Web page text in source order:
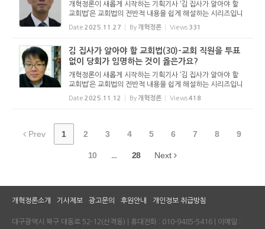
개혁정론이 새롭게 시작하는 기획기사 ‘김 집사가 알아야 할
교회법’은 교회법의 전반적 내용을 쉽게 해설하는 시리즈입니
다. 기독교보와 함께 진행하는 시리즈로서 여기에 싣는 것은
기독교보의 허락을 받았습니다. 글 내용은 기독교보에 실린
Date 2025.11.27 By 개혁정론 Views 331
김 집사가 알아야 할 교회법(30)-교회 직원을 투표
없이 당회가 임명하는 것이 옳은가요?
개혁정론이 새롭게 시작하는 기획기사 ‘김 집사가 알아야 할
교회법’은 교회법의 전반적 내용을 쉽게 해설하는 시리즈입니
다. 기독교보와 함께 진행하는 시리즈로서 여기에 싣는 것은
기독교보의 허락을 받았습니다. 글 내용은 기독교보에 실린
Date 2025.11.12 By 개혁정론 Views418
Prev 1 2 3 4 5 6 7 8 9
10 ... 28 Next
개혁정론소개 기사제보 광고문의 후원안내 개인정보 취급방침
대구광역시 북구 대동로 52-12(산격동) | 휴대전화 : 010-9485-5416 | 이메일 :